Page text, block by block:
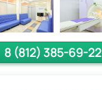
8 (812) 385-69-22